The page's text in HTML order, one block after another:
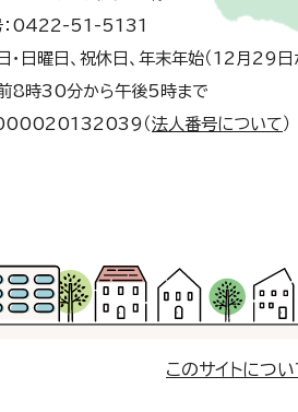
：0422-51-5131
・日曜日、祝休日、年末年始（12月29
8時30分から午後5時まで
（ 法人番号について ）
このサイトについ